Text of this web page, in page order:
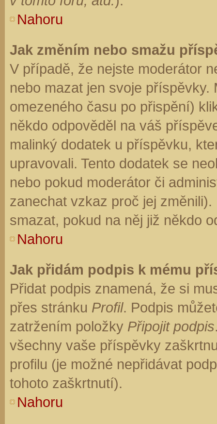
Nahoru
Jak změním nebo smažu
V případě, že nejste moderátor
nebo mazat jen svoje
omezeného času po přispění)
někdo odpověděl na váš
malinký dodatek u příspěvku,
upravovali. Tento dodatek se
nebo pokud moderátor či
zanechat vzkaz proč jej
smazat, pokud na něj již někdo
Nahoru
Jak přidám podpis k mému
Přidat podpis znamená, že si
přes stránku Profil. Podpis
zatržením položky Připojit podpis
všechny vaše příspěvky
profilu (je možné nepřidávat
tohoto zaškrtnutí).
Nahoru